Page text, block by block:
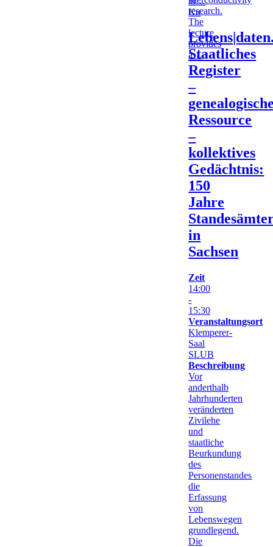
research.
The
lecture
provides
a…
Ku
Staatliches
Register
–
Ressource
–
kollektives
Gedächtnis:
150
Jahre
in
Sachsen
Zeit
14:00
-
15:30
Veranstaltungsort
Klemperer-
Saal
SLUB
Beschreibung
Vor
anderthalb
Jahrhunderten
veränderten
Zivilehe
und
staatliche
Beurkundung
des
Personenstandes
die
Erfassung
von
Lebenswegen
grundlegend.
Die